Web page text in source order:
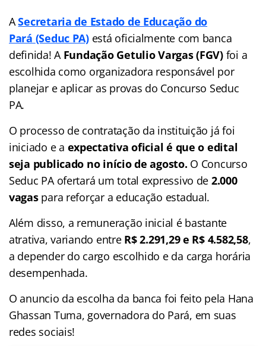
ASecretaria de Estado de Educação do
Pará (Seduc PA)está oficialmente com banca
definida! A Fundação Getulio Vargas (FGV)foi a
escolhida como organizadora responsável por
planejar e aplicar as provas do Concurso Seduc
PA.
O processo de contratação da instituição já foi
iniciado e a expectativa oficial é que o edital
seja publicado no início de agosto. O Concurso
Seduc PA ofertará um total expressivo de 2.000
vagaspara reforçar a educação estadual.
Além disso, a remuneração inicial é bastante
atrativa, variando entre R$ 2.291,29 e R$ 4.582,58,
a depender do cargo escolhido e da carga horária
desempenhada.
O anuncio da escolha da banca foi feito pela Hana
Ghassan Tuma, governadora do Pará, em suas
redes sociais!